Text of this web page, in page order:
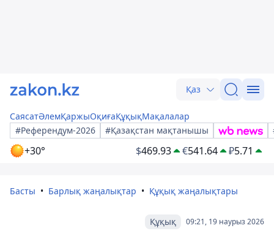
Қаз
СаясатӘлемҚаржыОқиғаҚұқықМақалалар
#Референдум-2026
#Қазақстан мақтанышы
+30° $469.93 €541.64 ₽5.71
Басты Барлық жаңалықтар Құқық жаңалықтары
09:21, 19 наурыз 2026
Құқық